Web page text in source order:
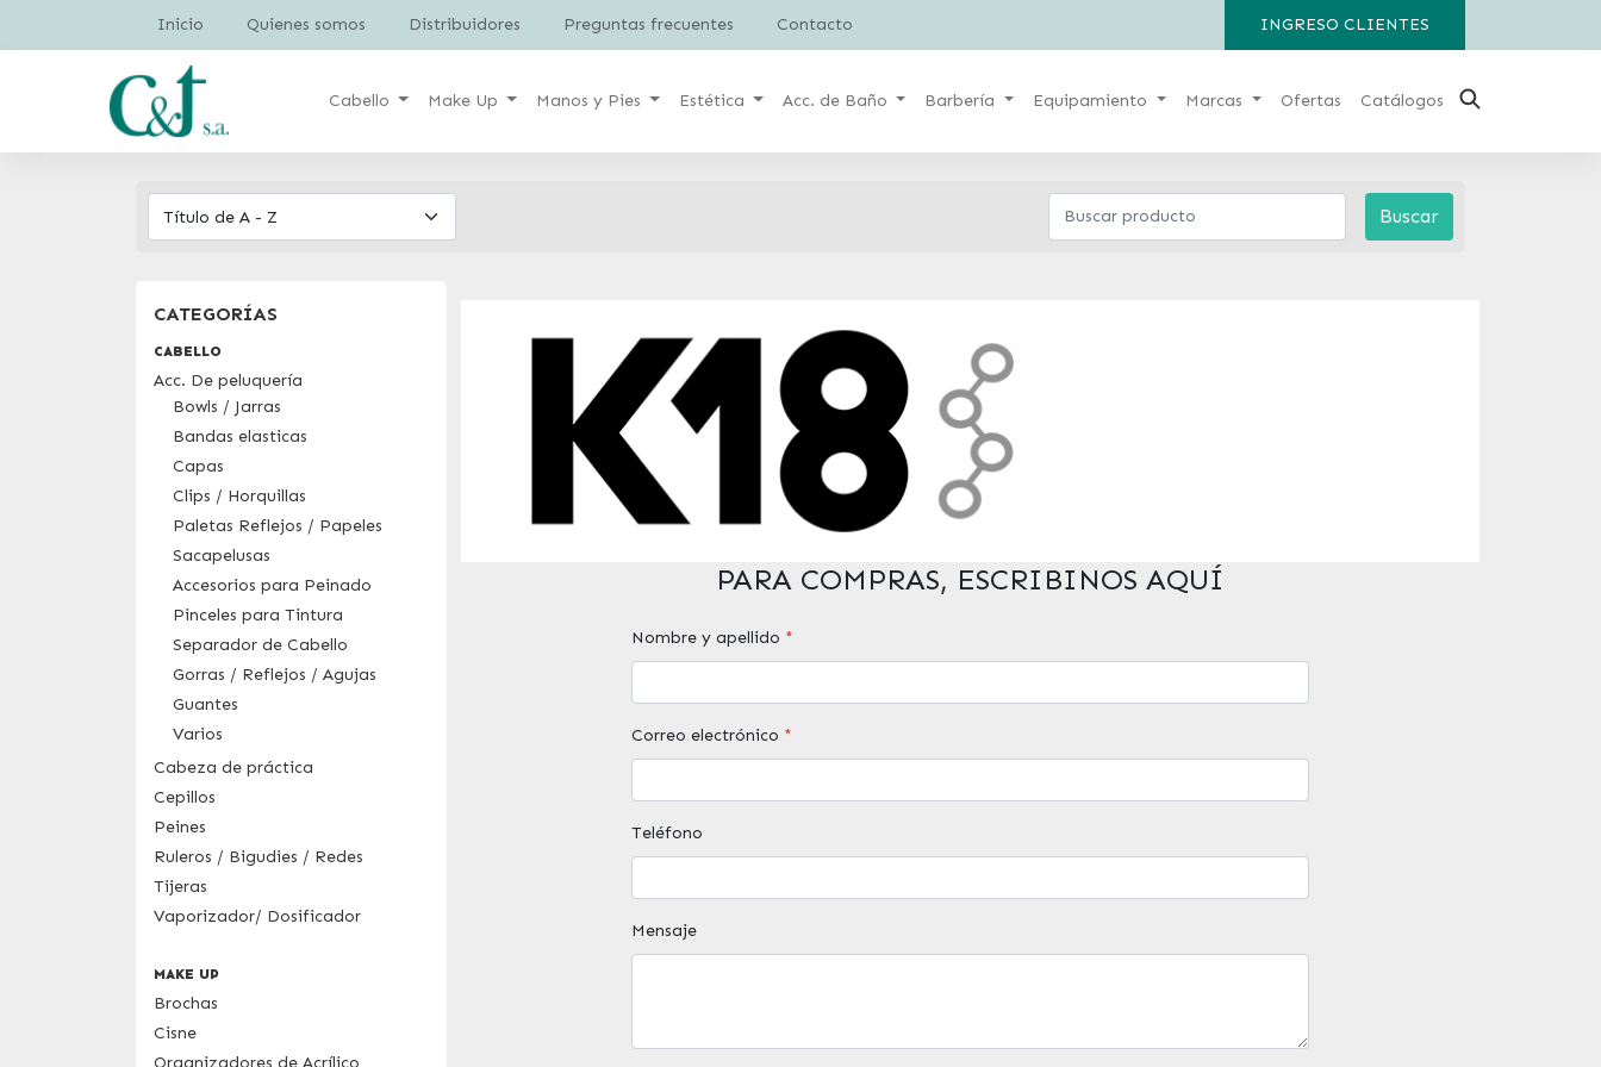
Inicio Quienes somos Distribuidores Preguntas frecuentes Contacto INGRESO CLIENTES
Cabello Make Up Manos y Pies Estética Acc. de Baño Barbería Equipamiento Marcas Ofertas Catálogos
Buscar
CATEGORÍAS
CABELLO
Acc. De peluquería
Bowls / Jarras
Bandas elasticas
Capas
Clips / Horquillas
Paletas Reflejos / Papeles
Sacapelusas
Accesorios para Peinado
Pinceles para Tintura
Separador de Cabello
Gorras / Reflejos / Agujas
Guantes
Varios
Cabeza de práctica
Cepillos
Peines
Ruleros / Bigudies / Redes
Tijeras
Vaporizador/ Dosificador
MAKE UP
Brochas
Cisne
PARA COMPRAS, ESCRIBINOS AQUÍ
Nombre y apellido *
Correo electrónico *
Teléfono
Mensaje